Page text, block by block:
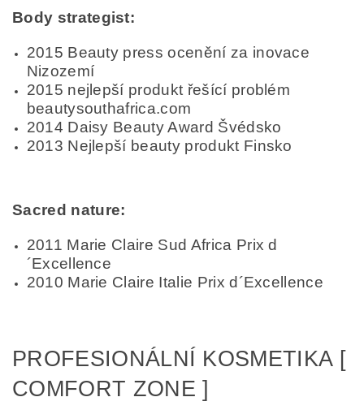
Body strategist:
2015 Beauty press ocenění za inovace
Nizozemí
2015 nejlepší produkt řešící problém
beautysouthafrica.com
2014 Daisy Beauty Award Švédsko
2013 Nejlepší beauty produkt Finsko
Sacred nature:
2011 Marie Claire Sud Africa Prix d
´Excellence
2010 Marie Claire Italie Prix d´Excellence
PROFESIONÁLNÍ KOSMETIKA [
COMFORT ZONE ]